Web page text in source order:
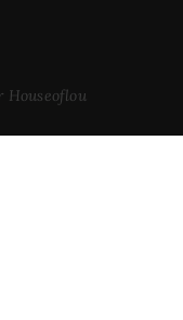
Houseoflou